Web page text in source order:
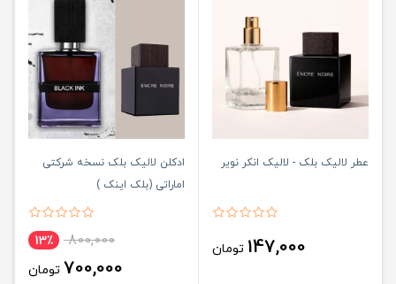
عطر لالیک بلک - لالیک انکر نویر
147,000 تومان
ادکلن لالیک بلک نسخه شرکتی
اماراتی (بلک اینک )
800,000 13٪
700,000 تومان